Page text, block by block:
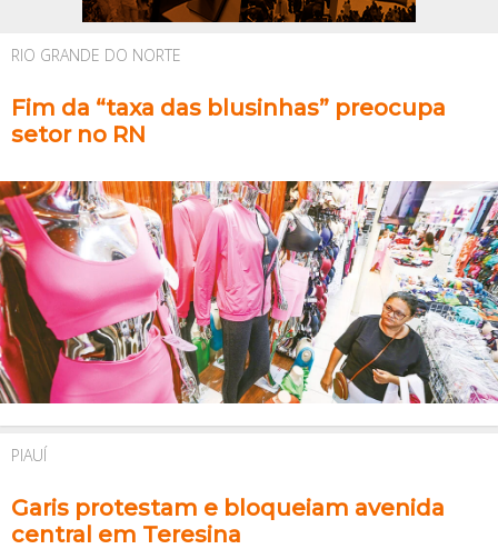
RIO GRANDE DO NORTE
Fim da “taxa das blusinhas” preocupa
setor no RN
PIAUÍ
Garis protestam e bloqueiam avenida
central em Teresina